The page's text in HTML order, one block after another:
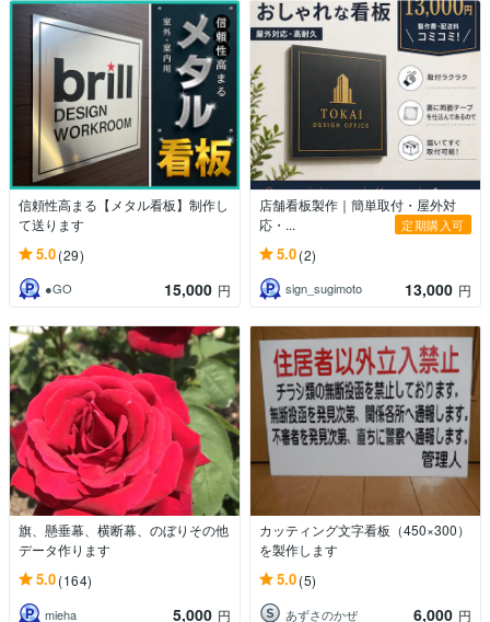
信頼性高まる【メタル看板】制作し
て送ります
5.0(29)
●GO 15,000 円
店舗看板製作｜簡単取付・屋外対
応・...
定期購入可
5.0(2)
sign_sugimoto 13,000 円
旗、懸垂幕、横断幕、のぼりその他
データ作ります
5.0(164)
mieha 5,000 円
カッティング文字看板（450×300）
を製作します
5.0(5)
あずさのかぜ 6,000 円